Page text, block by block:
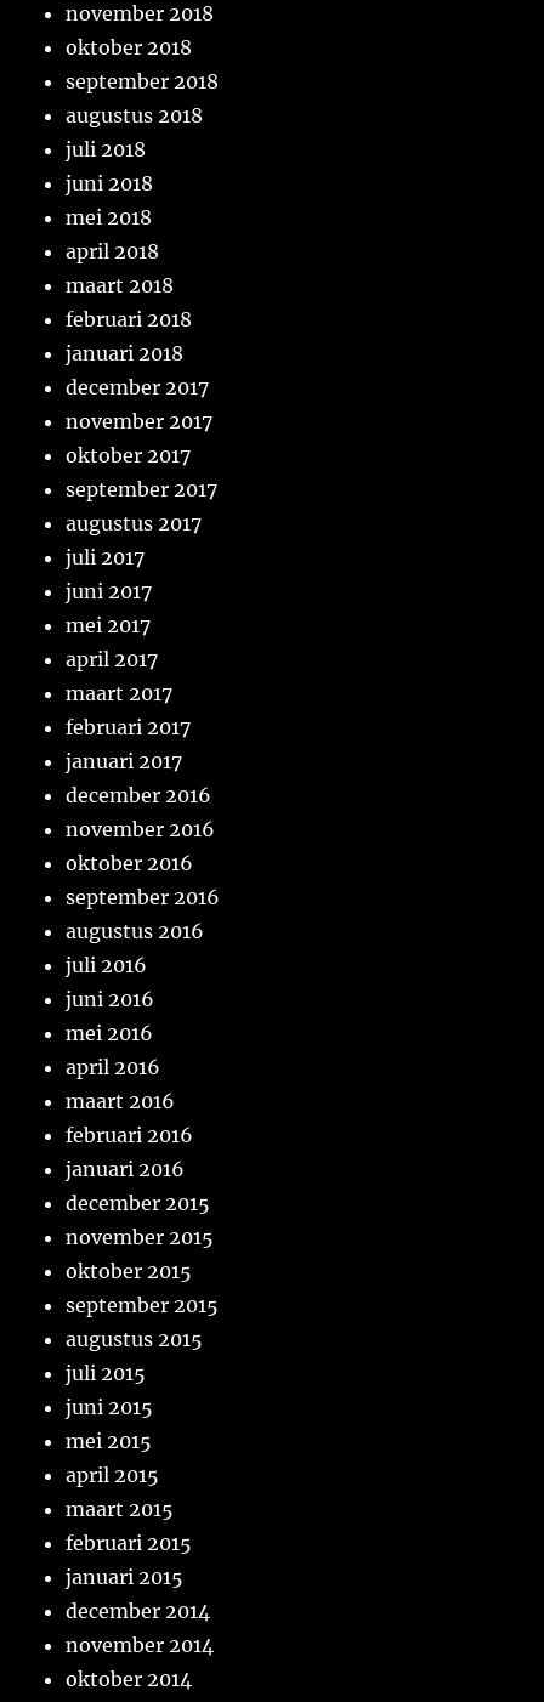
november 2018
oktober 2018
september 2018
augustus 2018
juli 2018
juni 2018
mei 2018
april 2018
maart 2018
februari 2018
januari 2018
december 2017
november 2017
oktober 2017
september 2017
augustus 2017
juli 2017
juni 2017
mei 2017
april 2017
maart 2017
februari 2017
januari 2017
december 2016
november 2016
oktober 2016
september 2016
augustus 2016
juli 2016
juni 2016
mei 2016
april 2016
maart 2016
februari 2016
januari 2016
december 2015
november 2015
oktober 2015
september 2015
augustus 2015
juli 2015
juni 2015
mei 2015
april 2015
maart 2015
februari 2015
januari 2015
december 2014
november 2014
oktober 2014